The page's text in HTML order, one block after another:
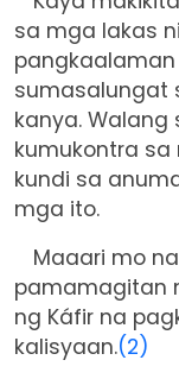
sa mga lakas
sumasalungat
kanya. Walang
kumukontra sa
kundi sa
mga ito.
Maaari mo
pamamagitan
ng Káfir na
kalisyaan.(2)